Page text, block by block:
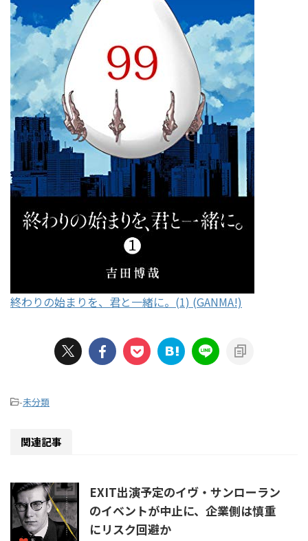
終わりの始まりを、君と一緒に。(1) (GANMA!)
-未分類
関連記事
EXIT出演予定のイヴ・サンローラン
のイベントが中止に、企業側は慎重
にリスク回避か